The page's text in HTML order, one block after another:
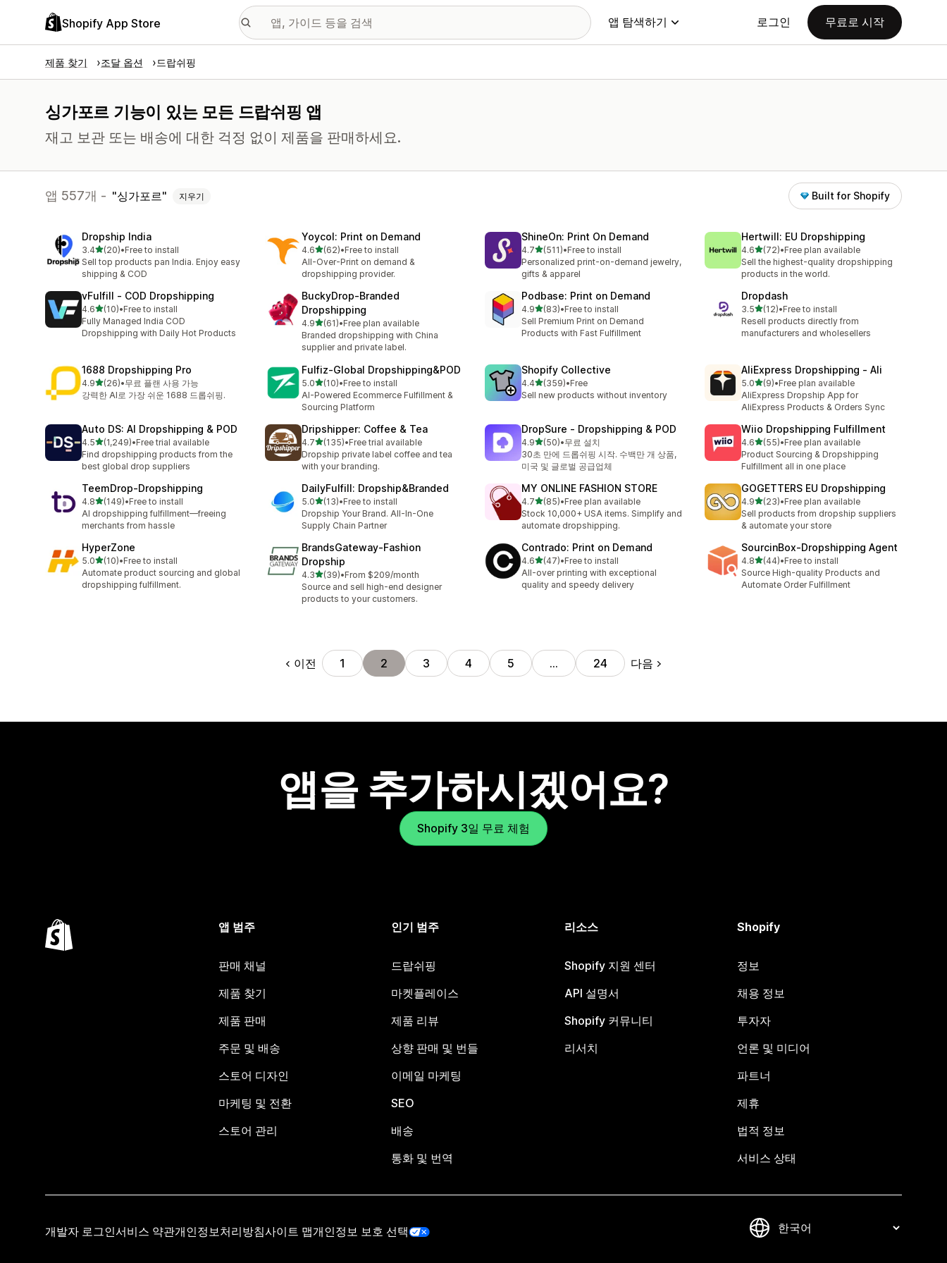
Shopify App Store 앱 탐색하기 로그인 무료로 시작
제품 찾기 조달 옵션 드랍쉬핑
싱가포르 기능이 있는 모든 드랍쉬핑 앱
재고 보관 또는 배송에 대한 걱정 없이 제품을 판매하세요.
앱 557개 - 싱가포르 지우기 Built for Shopify
Dropship India
3.4별 5개 중
(20)
총 리뷰 20개
•Free to install
Sell top products pan India. Enjoy easy
shipping & COD
Yoycol: Print on Demand
4.6별 5개 중
(62)
총 리뷰 62개
•Free to install
All-Over-Print on demand &
dropshipping provider.
ShineOn: Print On Demand
4.7별 5개 중
(511)
총 리뷰 511개
•Free to install
Personalized print-on-demand jewelry,
gifts & apparel
Hertwill: EU Dropshipping
4.6별 5개 중
(72)
총 리뷰 72개
•Free plan available
Sell the highest-quality dropshipping
products in the world.
vFulfill ‑ COD Dropshipping
4.6별 5개 중
(10)
총 리뷰 10개
•Free to install
Fully Managed India COD
Dropshipping with Daily Hot Products
BuckyDrop‑Branded
Dropshipping
4.9별 5개 중
(61)
총 리뷰 61개
•Free plan available
Branded dropshipping with China
supplier and private label.
Podbase: Print on Demand
4.9별 5개 중
(83)
총 리뷰 83개
•Free to install
Sell Premium Print on Demand
Products with Fast Fulfillment
Dropdash
3.5별 5개 중
(12)
총 리뷰 12개
•Free to install
Resell products directly from
manufacturers and wholesellers
1688 Dropshipping Pro
4.9별 5개 중
(26)
총 리뷰 26개
•무료 플랜 사용 가능
강력한 AI로 가장 쉬운 1688 드롭쉬핑.
Fulfiz‑Global Dropshipping&POD
5.0별 5개 중
(10)
총 리뷰 10개
•Free to install
AI-Powered Ecommerce Fulfillment &
Sourcing Platform
Shopify Collective
4.4별 5개 중
(359)
총 리뷰 359개
•Free
Sell new products without inventory
AliExpress Dropshipping ‑ Ali
5.0별 5개 중
(9)
총 리뷰 9개
•Free plan available
AliExpress Dropship App for
AliExpress Products & Orders Sync
Auto DS: AI Dropshipping & POD
4.5별 5개 중
(1,249)
총 리뷰 1249개
•Free trial available
Find dropshipping products from the
best global drop suppliers
Dripshipper: Coffee & Tea
4.7별 5개 중
(135)
총 리뷰 135개
•Free trial available
Dropship private label coffee and tea
with your branding.
DropSure ‑ Dropshipping & POD
4.9별 5개 중
(50)
총 리뷰 50개
•무료 설치
30초 만에 드롭쉬핑 시작. 수백만 개 상품,
미국 및 글로벌 공급업체
Wiio Dropshipping Fulfillment
4.6별 5개 중
(55)
총 리뷰 55개
•Free plan available
Product Sourcing & Dropshipping
Fulfillment all in one place
TeemDrop‑Dropshipping
4.8별 5개 중
(149)
총 리뷰 149개
•Free to install
AI dropshipping fulfillment—freeing
merchants from hassle
DailyFulfill: Dropship&Branded
5.0별 5개 중
(13)
총 리뷰 13개
•Free to install
Dropship Your Brand. All-In-One
Supply Chain Partner
MY ONLINE FASHION STORE
4.7별 5개 중
(85)
총 리뷰 85개
•Free plan available
Stock 10,000+ USA items. Simplify and
automate dropshipping.
GOGETTERS EU Dropshipping
4.9별 5개 중
(23)
총 리뷰 23개
•Free plan available
Sell products from dropship suppliers
& automate your store
HyperZone
5.0별 5개 중
(10)
총 리뷰 10개
•Free to install
Automate product sourcing and global
dropshipping fulfillment.
BrandsGateway‑Fashion
Dropship
4.3별 5개 중
(39)
총 리뷰 39개
•From $209/month
Source and sell high-end designer
products to your customers.
Contrado: Print on Demand
4.6별 5개 중
(47)
총 리뷰 47개
•Free to install
All-over printing with exceptional
quality and speedy delivery
SourcinBox‑Dropshipping Agent
4.8별 5개 중
(44)
총 리뷰 44개
•Free to install
Source High-quality Products and
Automate Order Fulfillment
이전 1 2 3 4 5 … 24 다음
앱을 추가하시겠어요?
Shopify 3일 무료 체험
앱 범주
판매 채널
제품 찾기
제품 판매
주문 및 배송
스토어 디자인
마케팅 및 전환
스토어 관리
인기 범주
드랍쉬핑
마켓플레이스
제품 리뷰
상향 판매 및 번들
이메일 마케팅
SEO
배송
통화 및 번역
리소스
Shopify 지원 센터
API 설명서
Shopify 커뮤니티
리서치
Shopify
정보
채용 정보
투자자
언론 및 미디어
파트너
제휴
법적 정보
서비스 상태
개발자 로그인서비스 약관개인정보처리방침사이트 맵개인정보 보호 선택